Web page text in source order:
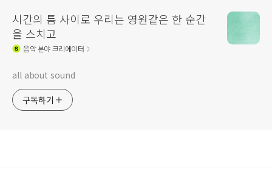
시간의 틈 사이로 우리는 영원같은 한 순간
을 스치고
음악분야 크리에이터
all about sound
구독하기